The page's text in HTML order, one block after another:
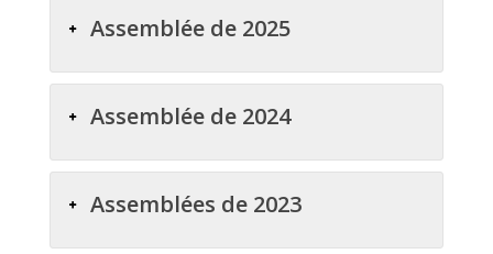
Assemblée de 2025
Assemblée de 2024
Assemblées de 2023